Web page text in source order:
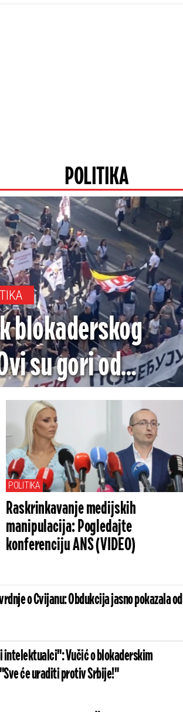
POLITIKA
blokaderskog
su gori od
(FOTO)
POLITIKA
Raskrinkavanje medijskih
manipulacija: Pogledajte
konferenciju ANS (VIDEO)
o Cvijanu: Obdukcija jasno pokazala od
intelektualci": Vučić o blokaderskim
će uraditi protiv Srbije!"